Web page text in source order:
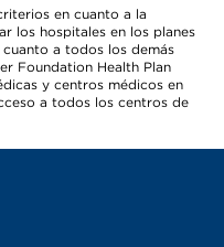
en cuanto a la
los hospitales en los planes
a todos los demás
Foundation Health Plan
y centros médicos en
a todos los centros de